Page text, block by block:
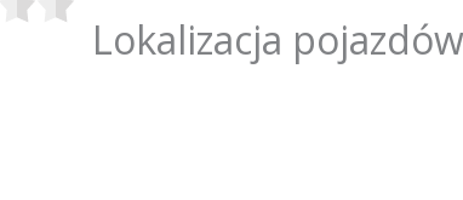
Lokalizacja